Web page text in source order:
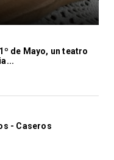
de Mayo, un teatro
- Caseros